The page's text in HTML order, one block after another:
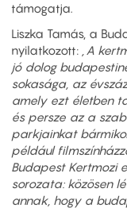
támogatja.
Liszka Tamás, a
nyilatkozott:
„A
jó dolog
sokasága, az
amely ezt életben
és persze az a
parkjainkat
például
Budapest Kertmozi
sorozata: közösen
annak, hogy a